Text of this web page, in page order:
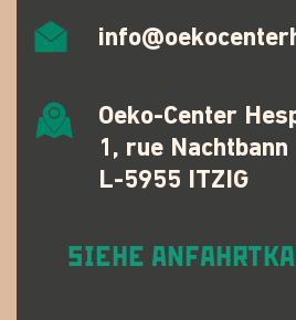
Oeko-Center
1, rue Nachtbann
L-5955 ITZIG
SIEHE